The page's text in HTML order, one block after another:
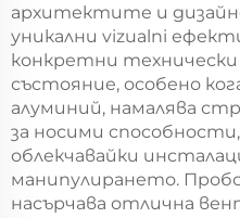
архитектите и
уникални vizualni
конкретни
състояние, особено
алуминий, намалява
за носими
облекчавайки
манипулирането.
насърчава отлична